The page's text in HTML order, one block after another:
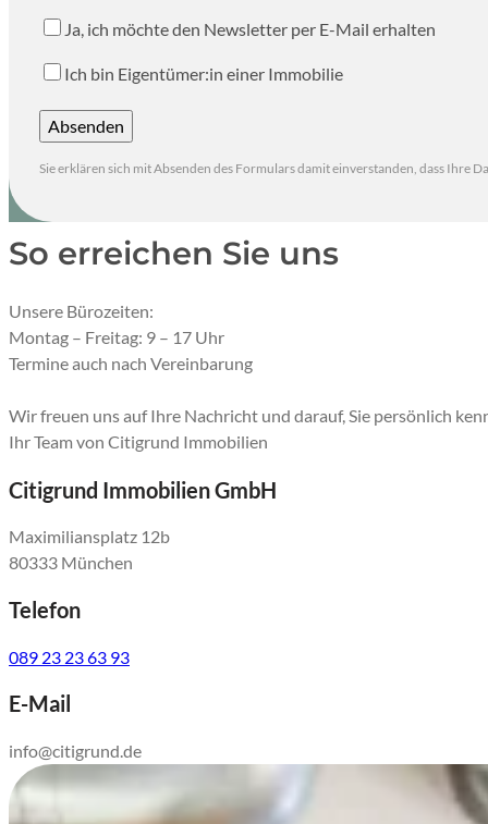
Ja, ich möchte den Newsletter per E-Mail erhalten
Ich bin Eigentümer:in einer Immobilie
Absenden
Sie erklären sich mit Absenden des Formulars damit einverstanden, dass
So erreichen Sie uns
Unsere Bürozeiten:
Montag – Freitag: 9 – 17 Uhr
Termine auch nach Vereinbarung
Wir freuen uns auf Ihre Nachricht und darauf, Sie persönlich
Ihr Team von Citigrund Immobilien
Citigrund Immobilien GmbH
Maximiliansplatz 12b
80333 München
Telefon
089 23 23 63 93
E-Mail
info@citigrund.de